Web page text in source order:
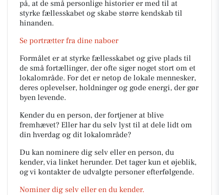
på, at de små personlige historier er med til at
styrke fællesskabet og skabe større kendskab til
hinanden.
Se portrætter fra dine naboer
Formålet er at styrke fællesskabet og give plads til
de små fortællinger, der ofte siger noget stort om et
lokalområde. For det er netop de lokale mennesker,
deres oplevelser, holdninger og gode energi, der gør
byen levende.
Kender du en person, der fortjener at blive
fremhævet? Eller har du selv lyst til at dele lidt om
din hverdag og dit lokalområde?
Du kan nominere dig selv eller en person, du
kender, via linket herunder. Det tager kun et øjeblik,
og vi kontakter de udvalgte personer efterfølgende.
Nominer dig selv eller en du kender.